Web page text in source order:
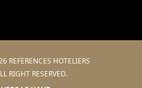
REFERENCES HOTELIERS
RIGHT RESERVED.